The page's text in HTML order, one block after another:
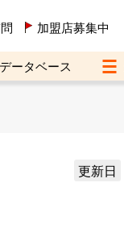
加盟店募集中
ータベース
更新日